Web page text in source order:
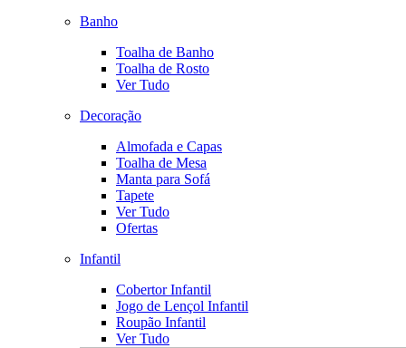
Banho
Toalha de Banho
Toalha de Rosto
Ver Tudo
Decoração
Almofada e Capas
Toalha de Mesa
Manta para Sofá
Tapete
Ver Tudo
Ofertas
Infantil
Cobertor Infantil
Jogo de Lençol Infantil
Roupão Infantil
Ver Tudo